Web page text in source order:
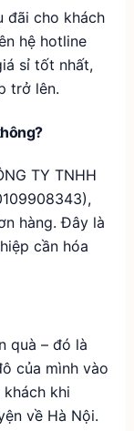
đãi cho khách
hệ hotline
sỉ tốt nhất,
trở lên.
TY TNHH
hàng. Đây là
cần hóa
quà – đó là
của mình vào
khi
về Hà Nội.